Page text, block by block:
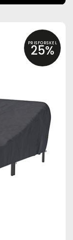
PRISFORSKEL
25%